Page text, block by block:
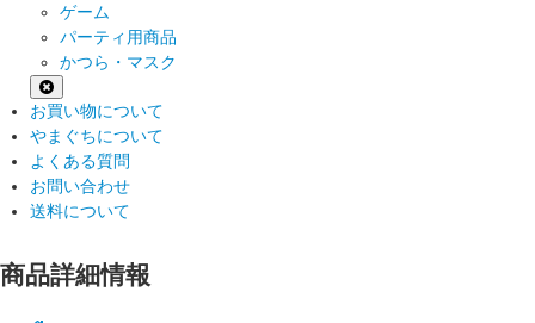
ゲーム
パーティ用商品
かつら・マスク
お買い物について
やまぐちについて
よくある質問
お問い合わせ
送料について
商品詳細情報